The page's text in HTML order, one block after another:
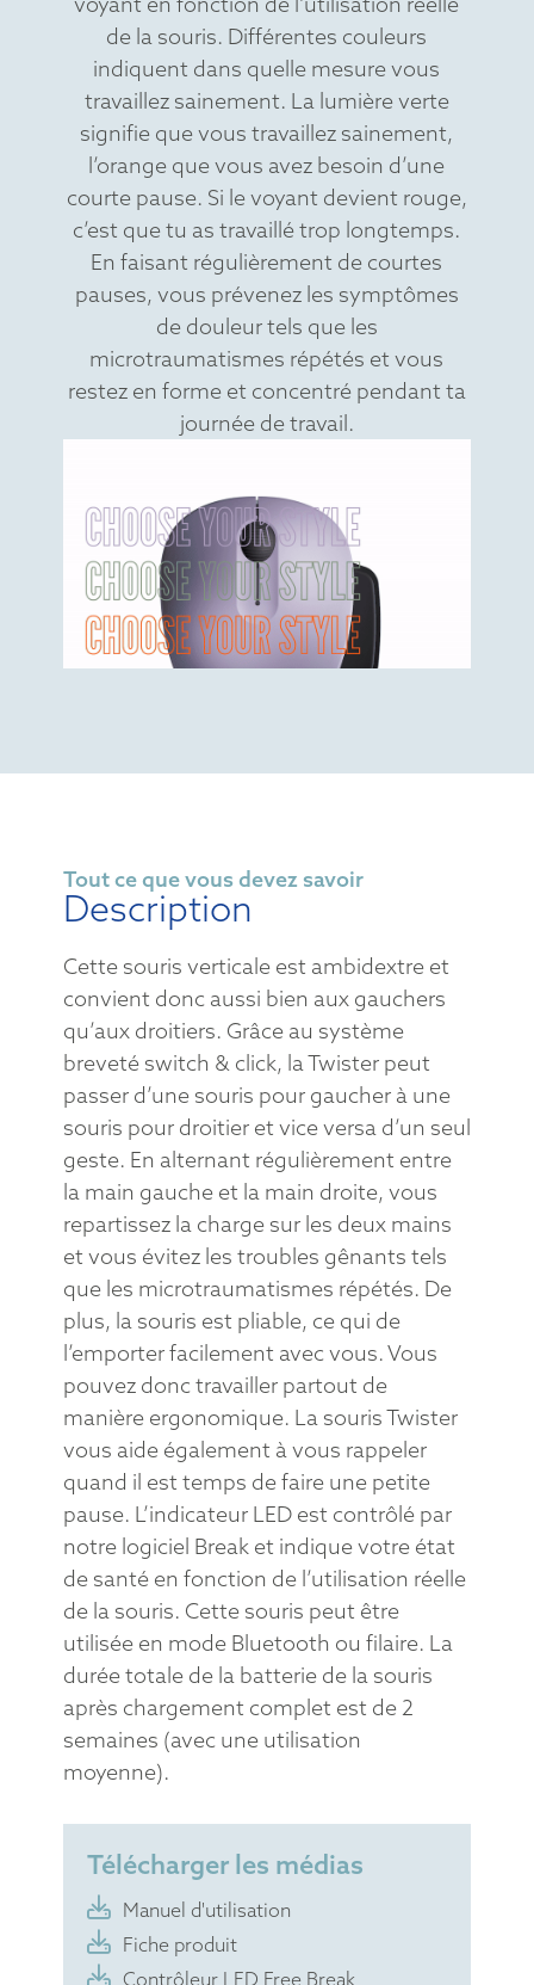
de la souris. Différentes couleurs
indiquent dans quelle mesure vous
travaillez sainement. La lumière verte
signifie que vous travaillez sainement,
l’orange que vous avez besoin d’une
courte pause. Si le voyant devient rouge,
c’est que tu as travaillé trop longtemps.
En faisant régulièrement de courtes
pauses, vous prévenez les symptômes
de douleur tels que les
microtraumatismes répétés et vous
restez en forme et concentré pendant ta
journée de travail.
Tout ce que vous devez savoir
Description
Cette souris verticale est ambidextre et
convient donc aussi bien aux gauchers
qu’aux droitiers. Grâce au système
breveté switch & click, la Twister peut
passer d’une souris pour gaucher à une
souris pour droitier et vice versa d’un seul
geste. En alternant régulièrement entre
la main gauche et la main droite, vous
repartissez la charge sur les deux mains
et vous évitez les troubles gênants tels
que les microtraumatismes répétés. De
plus, la souris est pliable, ce qui de
l’emporter facilement avec vous. Vous
pouvez donc travailler partout de
manière ergonomique. La souris Twister
vous aide également à vous rappeler
quand il est temps de faire une petite
pause. L’indicateur LED est contrôlé par
notre logiciel Break et indique votre état
de santé en fonction de l’utilisation réelle
de la souris. Cette souris peut être
utilisée en mode Bluetooth ou filaire. La
durée totale de la batterie de la souris
après chargement complet est de 2
semaines (avec une utilisation
moyenne).
Télécharger les médias
Manuel d'utilisation
Fiche produit
Contrôleur LED Free Break